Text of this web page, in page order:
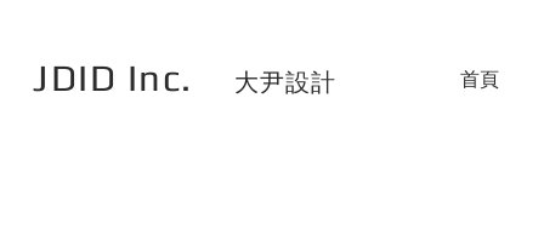
JDID Inc. 大尹設計 首頁